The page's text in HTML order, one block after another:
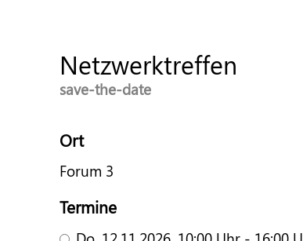
Netzwerktreffen
save-the-date
Ort
Forum 3
Termine